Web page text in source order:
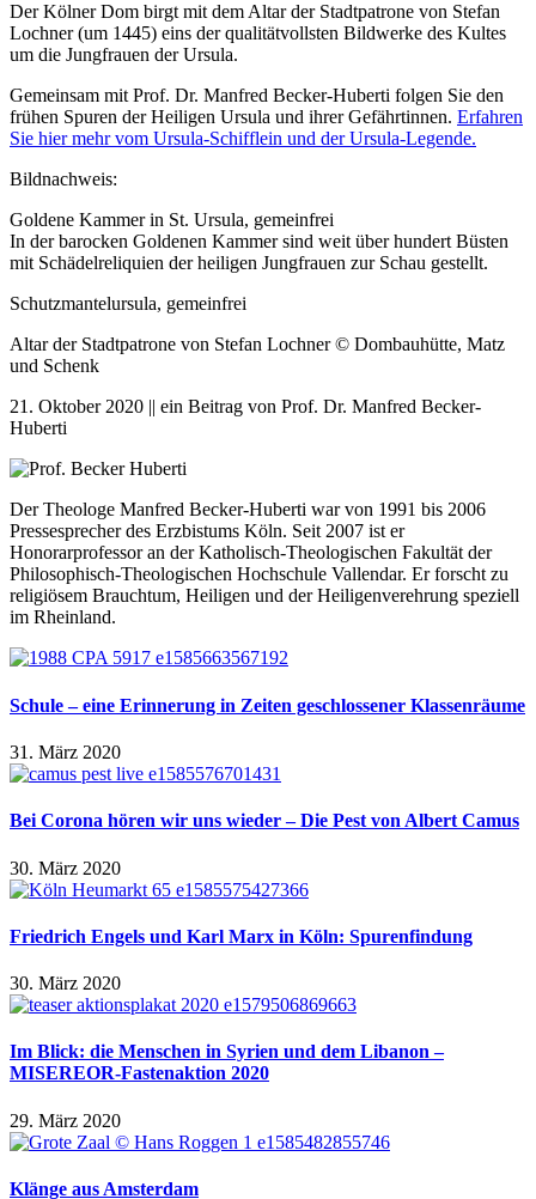
Der Kölner Dom birgt mit dem Altar der Stadtpatrone von Stefan
Lochner (um 1445) eins der qualitätvollsten Bildwerke des Kultes
um die Jungfrauen der Ursula.
Gemeinsam mit Prof. Dr. Manfred Becker-Huberti folgen Sie den
frühen Spuren der Heiligen Ursula und ihrer Gefährtinnen. Erfahren
Sie hier mehr vom Ursula-Schifflein und der Ursula-Legende.
Bildnachweis:
Goldene Kammer in St. Ursula, gemeinfrei
In der barocken Goldenen Kammer sind weit über hundert Büsten
mit Schädelreliquien der heiligen Jungfrauen zur Schau gestellt.
Schutzmantelursula, gemeinfrei
Altar der Stadtpatrone von Stefan Lochner © Dombauhütte, Matz
und Schenk
21. Oktober 2020 || ein Beitrag von Prof. Dr. Manfred Becker-
Huberti
Der Theologe Manfred Becker-Huberti war von 1991 bis 2006
Pressesprecher des Erzbistums Köln. Seit 2007 ist er
Honorarprofessor an der Katholisch-Theologischen Fakultät der
Philosophisch-Theologischen Hochschule Vallendar. Er forscht zu
religiösem Brauchtum, Heiligen und der Heiligenverehrung speziell
im Rheinland.
Schule – eine Erinnerung in Zeiten geschlossener Klassenräume
31. März 2020
Bei Corona hören wir uns wieder – Die Pest von Albert Camus
30. März 2020
Friedrich Engels und Karl Marx in Köln: Spurenfindung
30. März 2020
Im Blick: die Menschen in Syrien und dem Libanon –
MISEREOR-Fastenaktion 2020
29. März 2020
Klänge aus Amsterdam